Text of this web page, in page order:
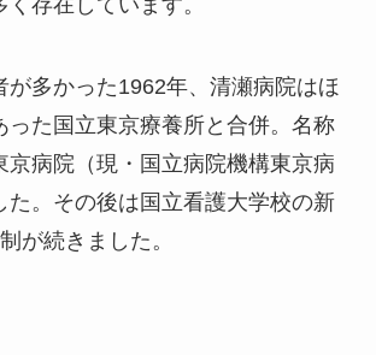
存在しています。
多かった1962年、清瀬病院はほ
った国立東京療養所と合併。名称
京病院（現・国立病院機構東京病
た。その後は国立看護大学校の新
が続きました。